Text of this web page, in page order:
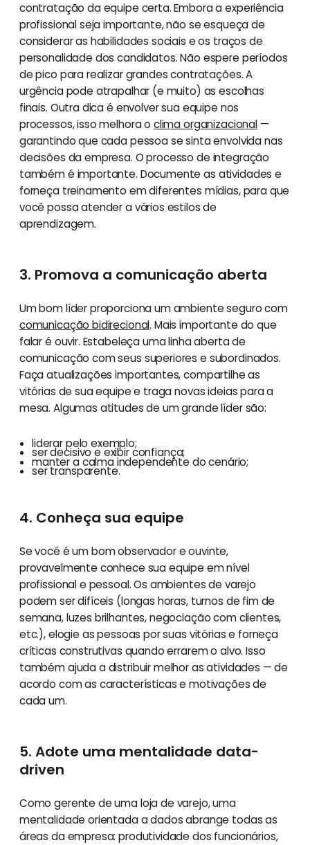
contratação da equipe certa. Embora a experiência
profissional seja importante, não se esqueça de
considerar as habilidades sociais e os traços de
personalidade dos candidatos. Não espere períodos
de pico para realizar grandes contratações. A
urgência pode atrapalhar (e muito) as escolhas
finais. Outra dica é envolver sua equipe nos
processos, isso melhora o clima organizacional—
garantindo que cada pessoa se sinta envolvida nas
decisões da empresa. O processo de integração
também é importante. Documente as atividades e
forneça treinamento em diferentes mídias, para que
você possa atender a vários estilos de
aprendizagem.
3. Promova a comunicação aberta
Um bom líder proporciona um ambiente seguro com
comunicação bidirecional. Mais importante do que
falar é ouvir. Estabeleça uma linha aberta de
comunicação com seus superiores e subordinados.
Faça atualizações importantes, compartilhe as
vitórias de sua equipe e traga novas ideias para a
mesa. Algumas atitudes de um grande líder são:
liderar pelo exemplo;
ser decisivo e exibir confiança;
manter a calma independente do cenário;
ser transparente.
4. Conheça sua equipe
Se você é um bom observador e ouvinte,
provavelmente conhece sua equipe em nível
profissional e pessoal. Os ambientes de varejo
podem ser difíceis (longas horas, turnos de fim de
semana, luzes brilhantes, negociação com clientes,
etc.), elogie as pessoas por suas vitórias e forneça
críticas construtivas quando errarem o alvo. Isso
também ajuda a distribuir melhor as atividades — de
acordo com as características e motivações de
cada um.
5. Adote uma mentalidade data-
driven
Como gerente de uma loja de varejo, uma
mentalidade orientada a dados abrange todas as
áreas da empresa: produtividade dos funcionários,